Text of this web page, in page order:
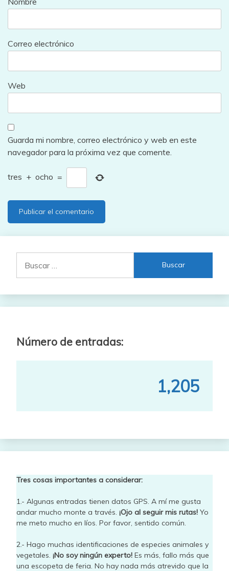
Correo electrónico
Web
Guarda mi nombre, correo electrónico y web en este
navegador para la próxima vez que comente.
tres + ocho =
Número de entradas:
1,205
Tres cosas importantes a considerar:
1.- Algunas entradas tienen datos GPS. A mí me gusta
andar mucho monte a través. ¡Ojo al seguir mis rutas! Yo
me meto mucho en líos. Por favor, sentido común.
2.- Hago muchas identificaciones de especies animales y
vegetales. ¡No soy ningún experto! Es más, fallo más que
una escopeta de feria. No hay nada más atrevido que la